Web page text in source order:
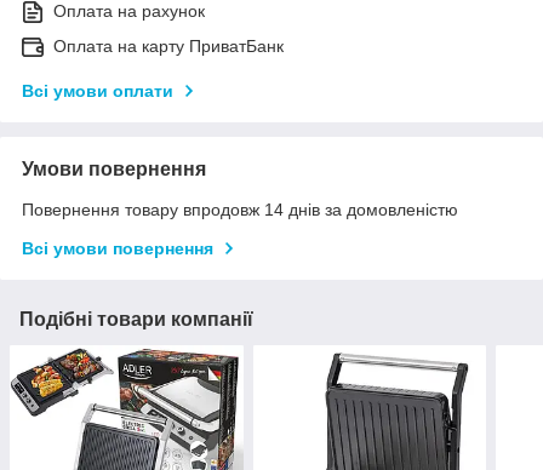
Оплата на рахунок
Оплата на карту ПриватБанк
Всі умови оплати
Умови повернення
Повернення товару впродовж 14 днів за домовленістю
Всі умови повернення
Подібні товари компанії